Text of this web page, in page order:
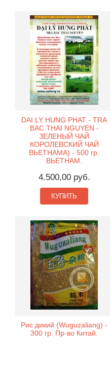
DAI LY HUNG PHAT - TRA
BAC THAI NGUYEN -
ЗЕЛЕНЫЙ ЧАЙ
КОРОЛЕВСКИЙ ЧАЙ
ВЬЕТНАМА) - 500 гр.
ВЬЕТНАМ.
4.500,00 руб.
КУПИТЬ
Рис дикий (Wuguzaliang) -
300 гр. Пр-во Китай.